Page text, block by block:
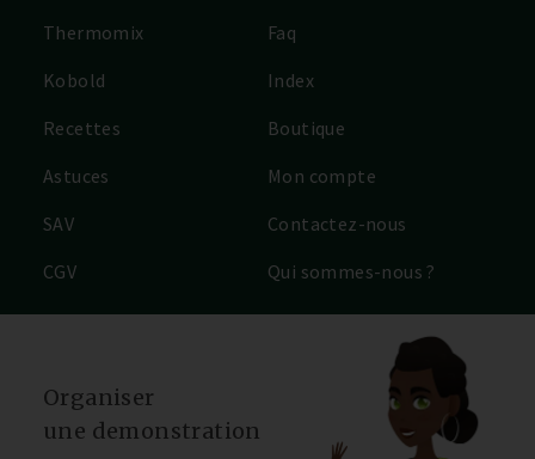
Thermomix
Kobold
Recettes
Astuces
SAV
CGV
Faq
Index
Boutique
Mon compte
Contactez-nous
Qui sommes-nous ?
Organiser
une demonstration